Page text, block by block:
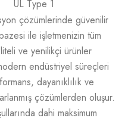
UL Type 1
çözümlerinde güvenilir
ile işletmenizin tüm
ve yenilikçi ürünler
endüstriyel süreçleri
dayanıklılık ve
çözümlerden oluşur.
dahi maksimum